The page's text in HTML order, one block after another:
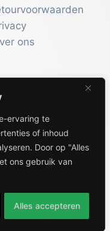
ervaring te
of inhoud
Door op "Alles
ons gebruik van
Alles accepteren
ons